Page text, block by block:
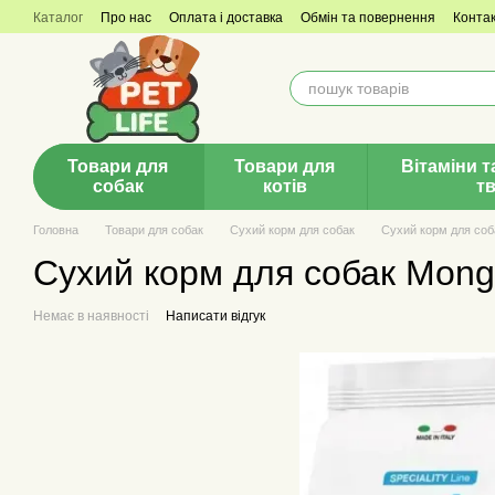
Перейти до основного контенту
Каталог Про нас Оплата і доставка Обмін та повернення
Товари для
собак
Товари для
котів
Вітаміни
Головна Товари для собак Сухий корм для собак Сухий корм для
Сухий корм для собак
Немає в наявності Написати відгук